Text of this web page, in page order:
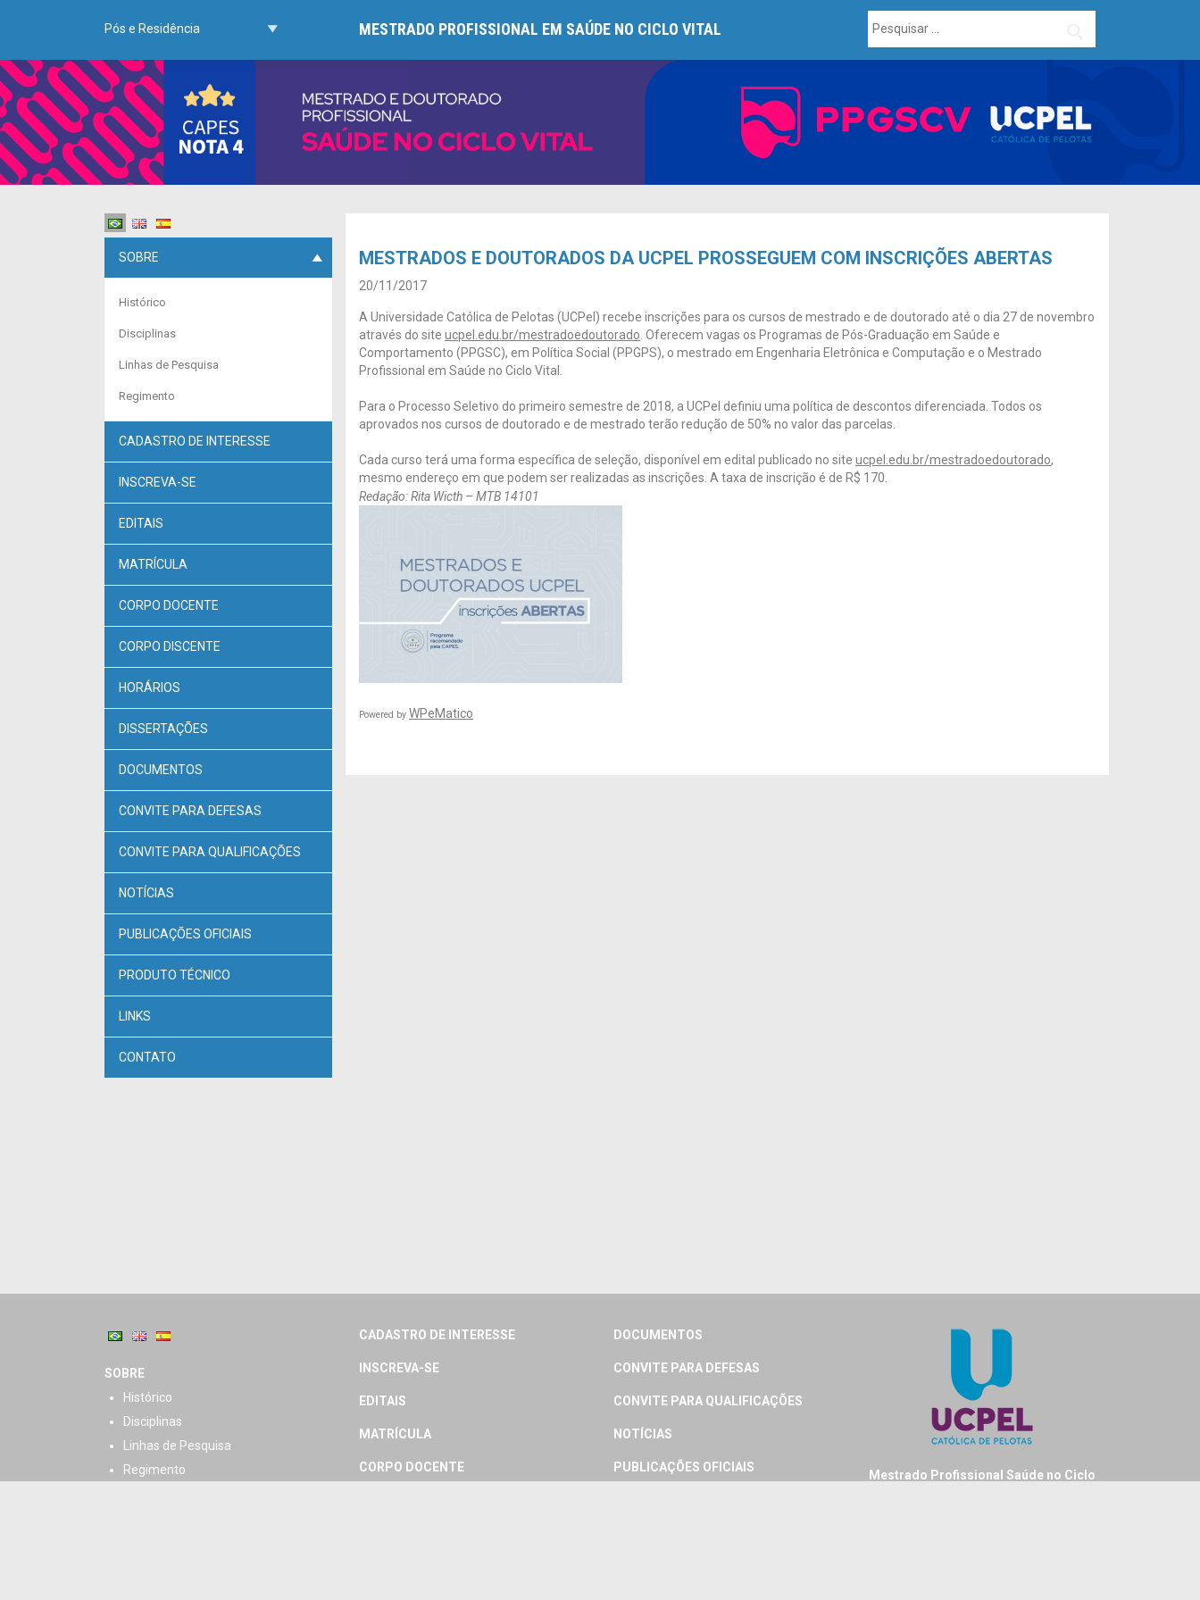
Pós e Residência MESTRADO PROFISSIONAL EM SAÚDE NO CICLO VITAL
por:
SOBRE
Histórico
Disciplinas
Linhas de Pesquisa
Regimento
CADASTRO DE INTERESSE
INSCREVA-SE
EDITAIS
MATRÍCULA
CORPO DOCENTE
CORPO DISCENTE
HORÁRIOS
DISSERTAÇÕES
DOCUMENTOS
CONVITE PARA DEFESAS
CONVITE PARA QUALIFICAÇÕES
NOTÍCIAS
PUBLICAÇÕES OFICIAIS
PRODUTO TÉCNICO
LINKS
CONTATO
MESTRADOS E DOUTORADOS DA UCPEL PROSSEGUEM COM INSCRIÇÕES ABERTAS
20/11/2017
A Universidade Católica de Pelotas (UCPel) recebe inscrições para os cursos de mestrado e de doutorado até o dia 27 de novembro
através do site ucpel.edu.br/mestradoedoutorado . Oferecem vagas os Programas de Pós-Graduação em Saúde e
Comportamento (PPGSC), em Política Social (PPGPS), o mestrado em Engenharia Eletrônica e Computação e o Mestrado
Profissional em Saúde no Ciclo Vital.
Para o Processo Seletivo do primeiro semestre de 2018, a UCPel definiu uma política de descontos diferenciada. Todos os
aprovados nos cursos de doutorado e de mestrado terão redução de 50% no valor das parcelas.
Cada curso terá uma forma específica de seleção, disponível em edital publicado no site ucpel.edu.br/mestradoedoutorado,
mesmo endereço em que podem ser realizadas as inscrições. A taxa de inscrição é de R$ 170.
Redação: Rita Wicth – MTB 14101
Powered by WPeMatico
SOBRE
Histórico
Disciplinas
Linhas de Pesquisa
Regimento
CADASTRO DE INTERESSE
INSCREVA-SE
EDITAIS
MATRÍCULA
CORPO DOCENTE
DOCUMENTOS
CONVITE PARA DEFESAS
CONVITE PARA QUALIFICAÇÕES
NOTÍCIAS
PUBLICAÇÕES OFICIAIS
Mestrado Profissional Saúde no Ciclo